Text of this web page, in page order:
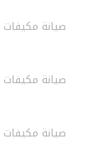
صيانة مكيفات
صيانة مكيفات
صيانة مكيفات